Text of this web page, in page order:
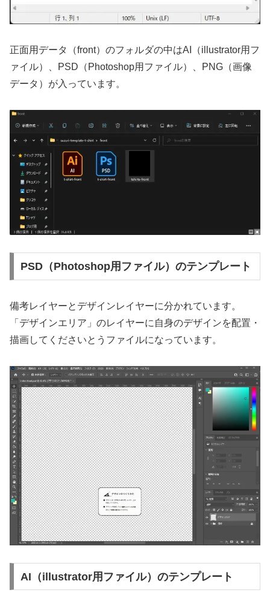
正面用データ（front）のフォルダの中はAI（illustrator用フ
ァイル）、PSD（Photoshop用ファイル）、PNG（画像
データ）が入っています。
PSD（Photoshop用ファイル）のテンプレート
備考レイヤーとデザインレイヤーに分かれています。
「デザインエリア」のレイヤーに自身のデザインを配置・
描画してくださいとうファイルになっています。
AI（illustrator用ファイル）のテンプレート